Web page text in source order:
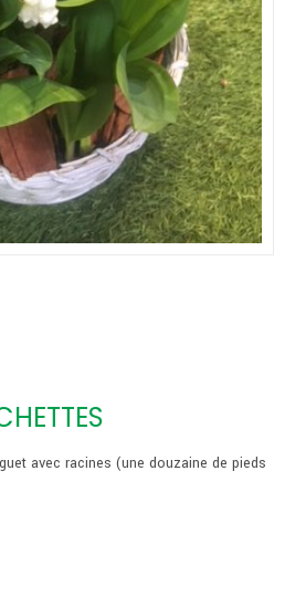
avec racines (une douzaine de pieds